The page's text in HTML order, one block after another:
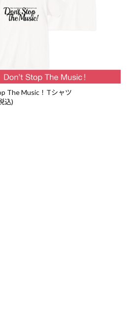
The Music！Tシャツ
込)